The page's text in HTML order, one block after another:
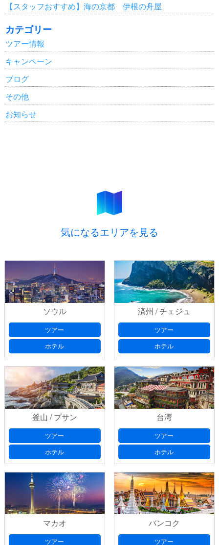
【スタッフおすすめ】海の京都 伊根の舟屋
カテゴリー
ツアー情報
キャンペーン
ブログ
その他
お知らせ
気になるエリアを見る
ソウル
ツアー
ホテル
済州 / チェジュ
ツアー
ホテル
釜山 / プサン
ツアー
ホテル
台湾
ツアー
ホテル
マカオ
ツアー
バンコク
ツアー